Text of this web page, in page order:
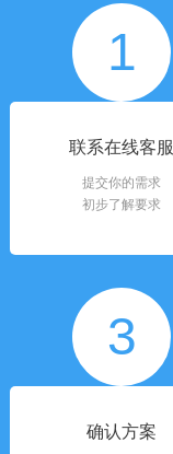
1
联系在线客服
提交你的需求
初步了解要求
3
确认方案